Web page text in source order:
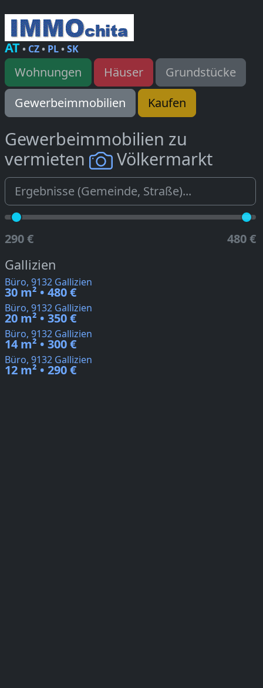
AT• CZ• PL•SK
Wohnungen Häuser
Grundstücke
Gewerbeimmobilien
Kaufen
Gewerbeimmobilien zu
vermieten
Völkermarkt
290 € 480 €
Gallizien
Büro, 9132 Gallizien
30 m² • 480 €
Büro, 9132 Gallizien
20 m² • 350 €
Büro, 9132 Gallizien
14 m² • 300 €
Büro, 9132 Gallizien
12 m² • 290 €